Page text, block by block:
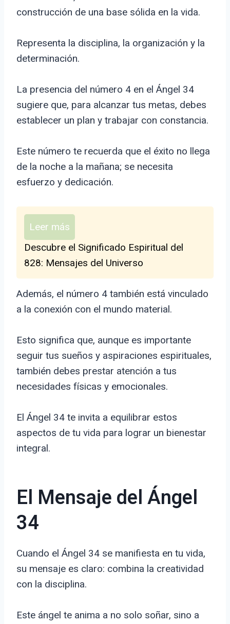
construcción de una base sólida en la vida.
Representa la disciplina, la organización y la
determinación.
La presencia del número 4 en el Ángel 34
sugiere que, para alcanzar tus metas, debes
establecer un plan y trabajar con constancia.
Este número te recuerda que el éxito no llega
de la noche a la mañana; se necesita
esfuerzo y dedicación.
Leer más
Descubre el Significado Espiritual del
828: Mensajes del Universo
Además, el número 4 también está vinculado
a la conexión con el mundo material.
Esto significa que, aunque es importante
seguir tus sueños y aspiraciones espirituales,
también debes prestar atención a tus
necesidades físicas y emocionales.
El Ángel 34 te invita a equilibrar estos
aspectos de tu vida para lograr un bienestar
integral.
El Mensaje del Ángel
34
Cuando el Ángel 34 se manifiesta en tu vida,
su mensaje es claro: combina la creatividad
con la disciplina.
Este ángel te anima a no solo soñar, sino a